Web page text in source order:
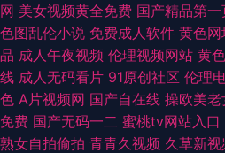
网 美女视频黄全免费 国产精品第一
色图乱伦小说 免费成人软件 黄色
品 成人午夜视频 伦理视频网站 黄
线 成人无码看片 91原创社区 伦理
色 A片视频网 国产自在线 操欧美老
免费 国产无码一二 蜜桃tv网站入口
熟女自拍偷拍 青青久视频 久草新